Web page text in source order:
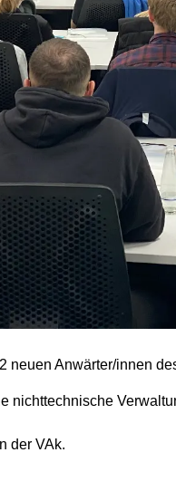
neuen Anwärter/innen
nichttechnische
der VAk.